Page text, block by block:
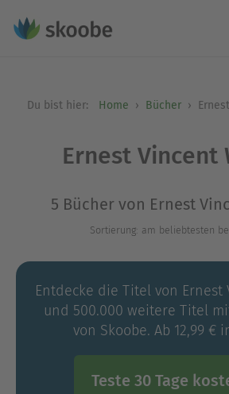
Du bist hier: Home Bücher
Ernest Vincent
5 Bücher von Ernest
Sortierung: am beliebtesten
Entdecke die Titel von Ernest
und 500.000 weitere Titel
von Skoobe. Ab 12,99 €
Teste 30 Tage